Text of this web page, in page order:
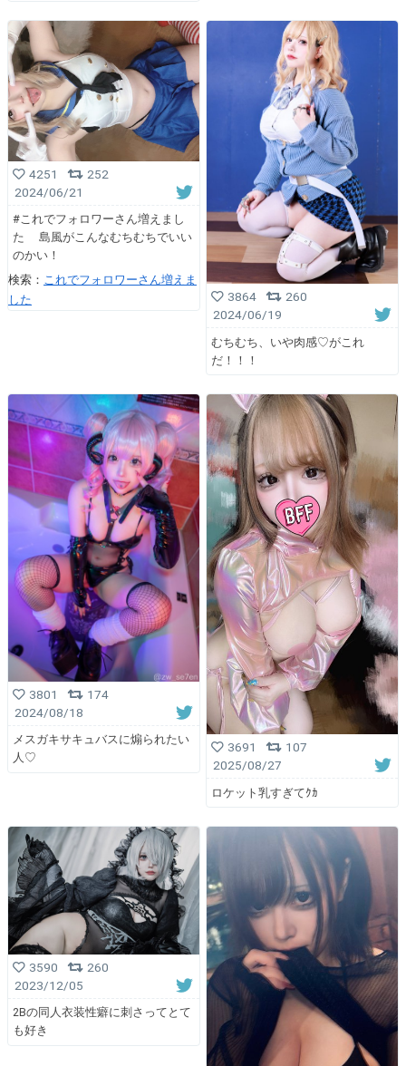
4251
252
2024/06/21
#これでフォロワーさん増えまし
た 島風がこんなむちむちでいい
のかい！
検索： これでフォロワーさん増えま
した
3864
260
2024/06/19
むちむち、いや肉感♡がこれ
だ！！！
3801
174
2024/08/18
メスガキサキュバスに煽られたい
人♡
3691
107
2025/08/27
ロケット乳すぎてｸｶ
3590
260
2023/12/05
2Bの同人衣装性癖に刺さってとて
も好き